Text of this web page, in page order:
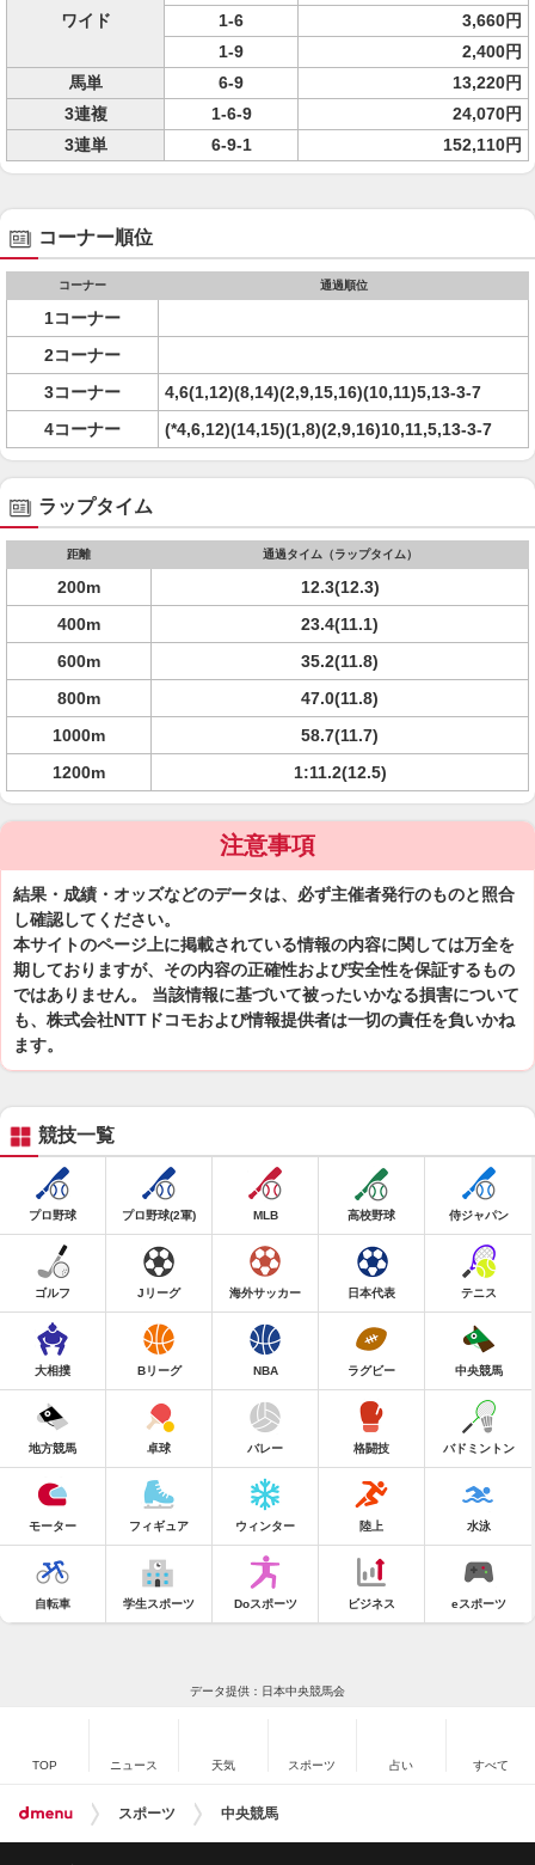
ワイド
1-6
3,660円
1-9
2,400円
馬単
6-9
13,220円
3連複
1-6-9
24,070円
3連単
6-9-1 152,110円
コーナー順位
コーナー 通過順位
1コーナー
2コーナー
3コーナー
4,6(1,12)(8,14)(2,9,15,16)(10,11)5,13-3-7
4コーナー
(*4,6,12)(14,15)(1,8)(2,9,16)10,11,5,13-3-7
ラップタイム
距離 通過タイム（ラップタイム）
200m
12.3(12.3)
400m
23.4(11.1)
600m
35.2(11.8)
800m
47.0(11.8)
1000m
58.7(11.7)
1200m
1:11.2(12.5)
注意事項
結果・成績・オッズなどのデータは、必ず主催者発行のものと照合
し確認してください。
本サイトのページ上に掲載されている情報の内容に関しては万全を
期しておりますが、その内容の正確性および安全性を保証するもの
ではありません。 当該情報に基づいて被ったいかなる損害について
も、株式会社NTTドコモおよび情報提供者は一切の責任を負いかね
ます。
競技一覧
プロ野球 プロ野球(2軍) MLB 高校野球 侍ジャパン
ゴルフ Jリーグ 海外サッカー 日本代表 テニス
大相撲 Bリーグ NBA ラグビー 中央競馬
地方競馬 卓球 バレー 格闘技 バドミントン
モーター フィギュア ウィンター 陸上 水泳
自転車 学生スポーツ Doスポーツ ビジネス eスポーツ
データ提供：日本中央競馬会
TOP ニュース 天気 スポーツ 占い すべて
スポーツ 中央競馬